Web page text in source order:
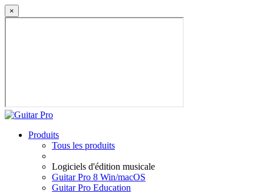
×
Produits
Tous les produits
Logiciels d'édition musicale
Guitar Pro 8 Win/macOS
Guitar Pro Education